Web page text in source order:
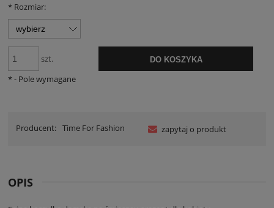
* Rozmiar:
szt. DO KOSZYKA
*- Pole wymagane
Producent: Time For Fashion zapytaj o produkt
OPIS